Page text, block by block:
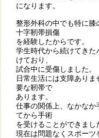
になります。
整形外科の中でも特に
十字靭帯損傷
を経験したからです。
学生時代から続けてき
けており、
試合中に受傷しました。
日常生活には支障あり
要な靭帯で
あります。
仕事の関係上、なかな
てから手術
を受けることができまし
現在は問題なくスポーツ